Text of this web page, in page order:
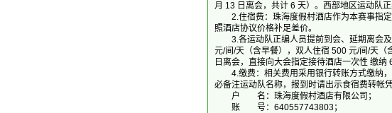
月 13 日离会，共计 6 天）。西部地区运动队
2.住宿费：珠海度假村酒店作为本赛事指定
照酒店协议价格补足差价。
3.各运动队正编人员提前到会、延期离会及
元/间/天（含早餐），双人住宿 500 元/间/天
日离会，直接向大会指定接待酒店一次性 缴纳
4.缴费：相关费用采用银行转账方式缴纳，
必备注运动队名称，报到时请出示食宿费转帐凭
户 名：珠海度假村酒店有限公司；
账 号：640557743803；